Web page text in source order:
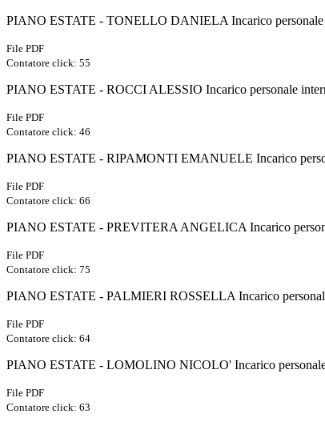
PIANO ESTATE - TONELLO DANIELA Incarico
File PDF
Contatore click: 55
PIANO ESTATE - ROCCI ALESSIO Incarico personale
File PDF
Contatore click: 46
PIANO ESTATE - RIPAMONTI EMANUELE Incarico
File PDF
Contatore click: 66
PIANO ESTATE - PREVITERA ANGELICA Incarico
File PDF
Contatore click: 75
PIANO ESTATE - PALMIERI ROSSELLA Incarico
File PDF
Contatore click: 64
PIANO ESTATE - LOMOLINO NICOLO' Incarico
File PDF
Contatore click: 63